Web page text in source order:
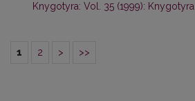
Knygotyra: Vol. 35 (1999): Knygotyra
1 2 > >>